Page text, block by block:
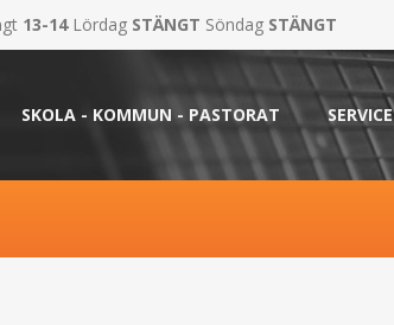
13-14 Lördag STÄNGT Söndag STÄNGT
SKOLA - KOMMUN - PASTORAT SERVICE